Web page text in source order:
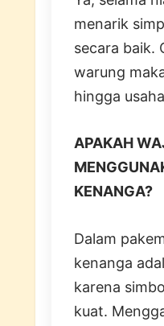
menarik
secara baik.
warung
hingga
APAKAH
KENANGA?
Dalam
kenanga
karena
kuat.